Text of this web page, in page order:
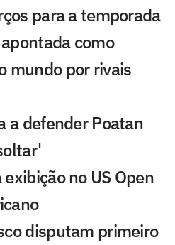
para a temporada
como
mundo por rivais
a defender Poatan
no US Open
disputam primeiro